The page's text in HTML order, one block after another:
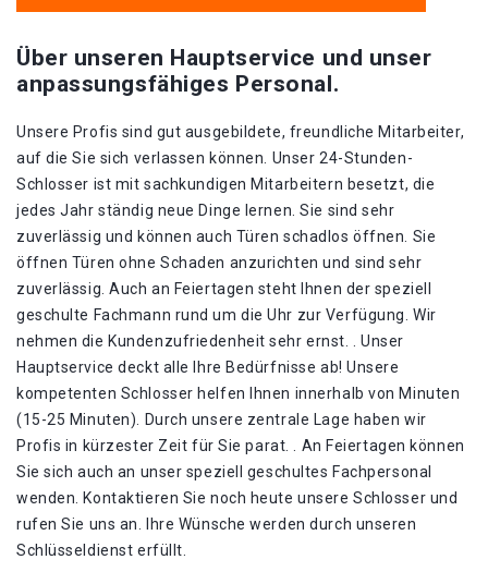
Über unseren Hauptservice und unser
anpassungsfähiges Personal.
Unsere Profis sind gut ausgebildete, freundliche Mitarbeiter,
auf die Sie sich verlassen können. Unser 24-Stunden-
Schlosser ist mit sachkundigen Mitarbeitern besetzt, die
jedes Jahr ständig neue Dinge lernen. Sie sind sehr
zuverlässig und können auch Türen schadlos öffnen. Sie
öffnen Türen ohne Schaden anzurichten und sind sehr
zuverlässig. Auch an Feiertagen steht Ihnen der speziell
geschulte Fachmann rund um die Uhr zur Verfügung. Wir
nehmen die Kundenzufriedenheit sehr ernst. . Unser
Hauptservice deckt alle Ihre Bedürfnisse ab! Unsere
kompetenten Schlosser helfen Ihnen innerhalb von Minuten
(15-25 Minuten). Durch unsere zentrale Lage haben wir
Profis in kürzester Zeit für Sie parat. . An Feiertagen können
Sie sich auch an unser speziell geschultes Fachpersonal
wenden. Kontaktieren Sie noch heute unsere Schlosser und
rufen Sie uns an. Ihre Wünsche werden durch unseren
Schlüsseldienst erfüllt.